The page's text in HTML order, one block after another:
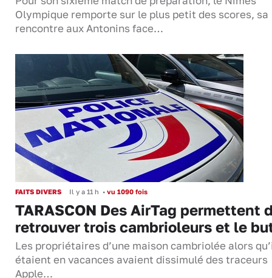
Olympique remporte sur le plus petit des scores, sa
rencontre aux Antonins face…
FAITS DIVERS Il y a 11 h • vu 1090 fois
TARASCON Des AirTag permettent
retrouver trois cambrioleurs et le
Les propriétaires d’une maison cambriolée alors
étaient en vacances avaient dissimulé des traceurs
Apple…